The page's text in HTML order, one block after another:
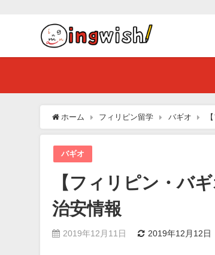
ホーム フィリピン留学 バギオ
バギオ
【フィリピン・バ
治安情報
2019年12月11日 2019年12月12日